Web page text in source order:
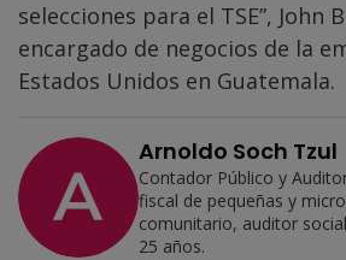
selecciones para el TSE”, John
encargado de negocios de la
Estados Unidos en Guatemala.
Arnoldo Soch Tzul
Contador Público y
fiscal de pequeñas y
comunitario, auditor
25 años.